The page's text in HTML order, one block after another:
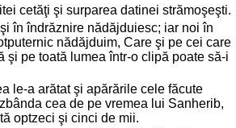
cetăţi şi surparea datinei strămoşeşti.
în îndrăznire nădăjduiesc; iar noi în
nădăjduim, Care şi pe cei care
şi pe toată lumea într-o clipă poate să-i
le-a arătat şi apărările cele făcute
cea de pe vremea lui Sanherib,
optzeci şi cinci de mii.